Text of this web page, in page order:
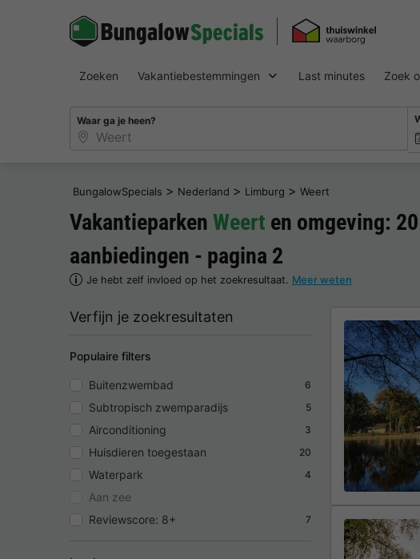
Zoeken Vakantiebestemmingen Last minutes Zoek
Waar ga je heen?
BungalowSpecials > Nederland > Limburg > Weert
Vakantieparken Weert en omgeving:
aanbiedingen - pagina 2
Je hebt zelf invloed op het zoekresultaat. Meer weten
Verfijn je zoekresultaten
Populaire filters
Buitenzwembad 6
Subtropisch zwemparadijs 5
Airconditioning 3
Huisdieren toegestaan 20
Waterpark 4
Aan zee
Reviewscore: 8+
7